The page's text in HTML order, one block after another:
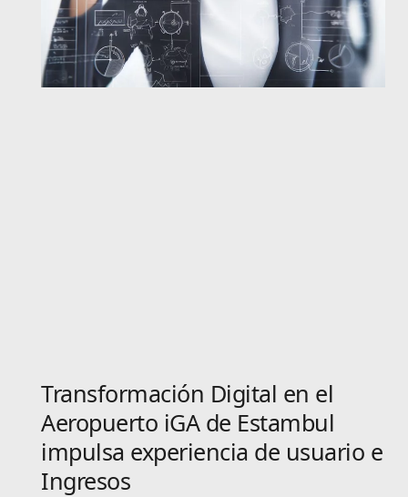
Transformación Digital en el
Aeropuerto iGA de Estambul
impulsa experiencia de usuario e
Ingresos